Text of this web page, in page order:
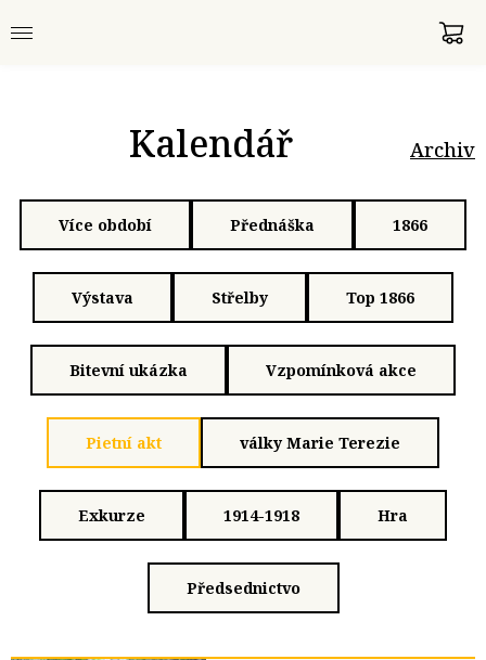
Kalendář Archiv
Více období Přednáška 1866
Výstava Střelby Top 1866
Bitevní ukázka Vzpomínková akce
Pietní akt války Marie Terezie
Exkurze 1914-1918 Hra
Předsednictvo